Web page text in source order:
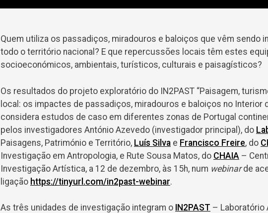
Quem utiliza os passadiços, miradouros e baloiços que vêm sendo
todo o território nacional? E que repercussões locais têm estes
socioeconómicos, ambientais, turísticos, culturais e paisagísticos?
Os resultados do projeto exploratório do IN2PAST “Paisagem,
local: os impactes de passadiços, miradouros e baloiços no Interior
considera estudos de caso em diferentes zonas de Portugal
pelos investigadores António Azevedo (investigador principal), do
Paisagens, Património e Território, Luís Silva e Francisco Freire, do
Investigação em Antropologia, e Rute Sousa Matos, do CHAIA –
Investigação Artística, a 12 de dezembro, às 15h, num webinarde
ligação https://tinyurl.com/in2past-webinar.
As três unidades de investigação integram o IN2PAST – Laboratório